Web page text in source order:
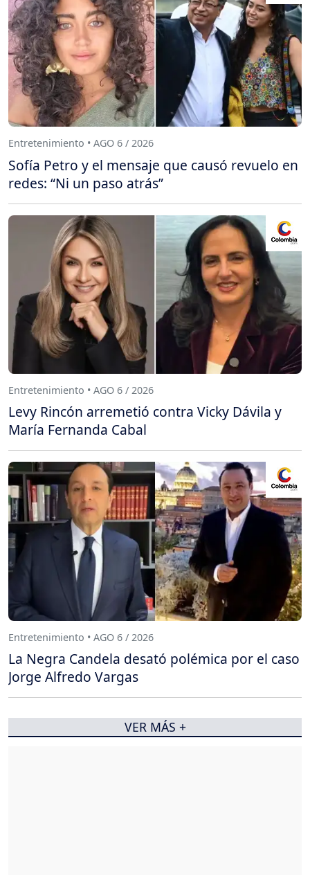
Entretenimiento • AGO 6 / 2026
Sofía Petro y el mensaje que causó revuelo en
redes: “Ni un paso atrás”
Entretenimiento • AGO 6 / 2026
Levy Rincón arremetió contra Vicky Dávila y
María Fernanda Cabal
Entretenimiento • AGO 6 / 2026
La Negra Candela desató polémica por el caso
Jorge Alfredo Vargas
VER MÁS +